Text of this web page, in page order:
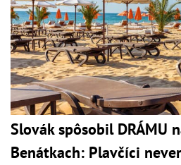
Slovák spôsobil DRÁMU
Benátkach: Plavčíci